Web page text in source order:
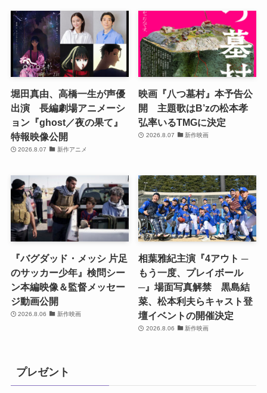
堀田真由、高橋一生が声優
出演 長編劇場アニメーシ
ョン『ghost／夜の果て』
特報映像公開
2026.8.07 新作アニメ
映画『八つ墓村』本予告公
開 主題歌はB’zの松本孝
弘率いるTMGに決定
2026.8.07 新作映画
『バグダッド・メッシ 片足
のサッカー少年』検問シー
ン本編映像＆監督メッセー
ジ動画公開
2026.8.06 新作映画
相葉雅紀主演『4アウト ─
もう一度、プレイボール
─』場面写真解禁 黒島結
菜、松本利夫らキャスト登
壇イベントの開催決定
2026.8.06 新作映画
プレゼント